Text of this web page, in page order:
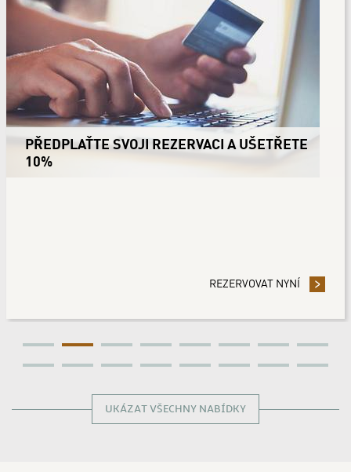
PŘEDPLAŤTE SVOJI REZERVACI A UŠETŘETE
10%
REZERVOVAT NYNÍ -
UKÁZAT VŠECHNY NABÍDKY